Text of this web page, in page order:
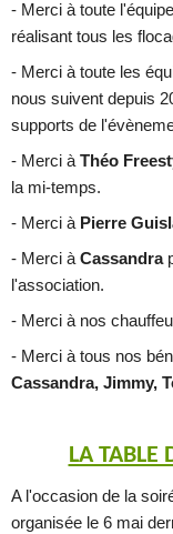
- Merci à toute
réalisant tous les
- Merci à toute les
nous suivent depuis
supports de
- Merci àThéo
la mi-temps.
- Merci à Pierre
- Merci àCassandra
l'association.
- Merci à nos
- Merci à tous nos
Cassandra, Jimmy,
LA TABLE
A l'occasion de la
organisée le 6 mai